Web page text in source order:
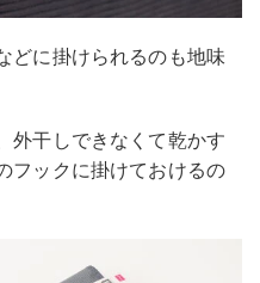
どに掛けられるのも地味
外干しできなくて乾かす
フックに掛けておけるの